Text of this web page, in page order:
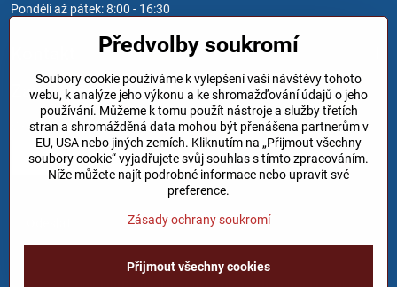
Pondělí až pátek: 8:00 - 16:30
Zavoláme Vám zpět
Váš telefon*
Předvolby soukromí
Soubory cookie používáme k vylepšení vaší návštěvy tohoto
webu, k analýze jeho výkonu a ke shromažďování údajů o jeho
používání. Můžeme k tomu použít nástroje a služby třetích
stran a shromážděná data mohou být přenášena partnerům v
EU, USA nebo jiných zemích. Kliknutím na „Přijmout všechny
soubory cookie“ vyjadřujete svůj souhlas s tímto zpracováním.
Níže můžete najít podrobné informace nebo upravit své
preference.
Zásady ochrany soukromí
Přijmout všechny cookies